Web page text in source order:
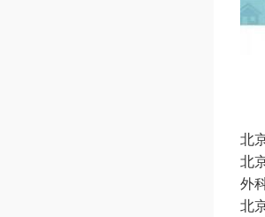
北
北
外
北